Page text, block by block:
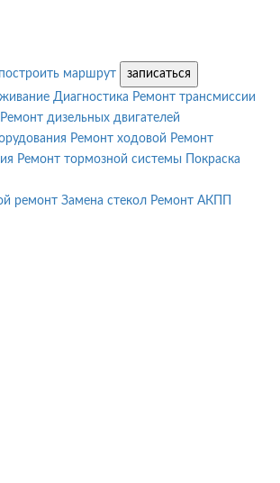
построить маршрут
записаться
Диагностика Ремонт трансмиссии
Ремонт дизельных двигателей
Ремонт ходовой Ремонт
Ремонт тормозной системы
Покраска
ремонт Замена стекол Ремонт АКПП